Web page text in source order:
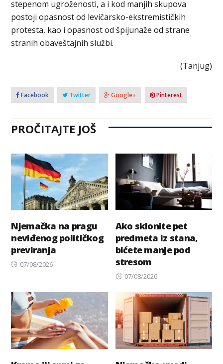
stepenom ugroženosti, a i kod manjih skupova
postoji opasnost od levičarsko-ekstremističkih
protesta, kao i opasnost od špijunaže od strane
stranih obaveštajnih službi.
(Tanjug)
Facebook Twitter Google+ Pinterest
PROČITAJTE JOŠ
Njemačka na pragu
neviđenog političkog
previranja
Posted
07/08/2026
Ako sklonite pet
predmeta iz stana,
bićete manje pod
stresom
Posted
07/08/2026